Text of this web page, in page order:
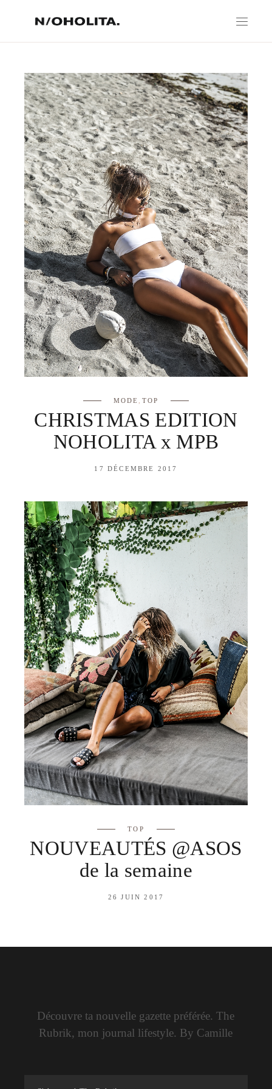
MODE TOP
CHRISTMAS EDITION
NOHOLITA x MPB
17 DÉCEMBRE 2017
TOP
NOUVEAUTÉS @ASOS
de la semaine
26 JUIN 2017
Découvre ta nouvelle gazette préférée. The
Rubrik, mon journal lifestyle. By Camille